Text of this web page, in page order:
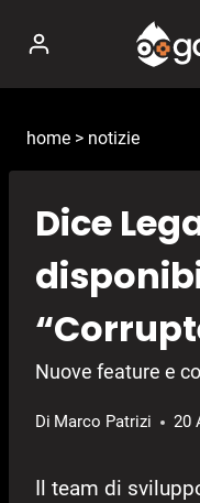
contenuto
home > notizie
Dice
Nuove feature e
Di Marco Patrizi 20
Il team di